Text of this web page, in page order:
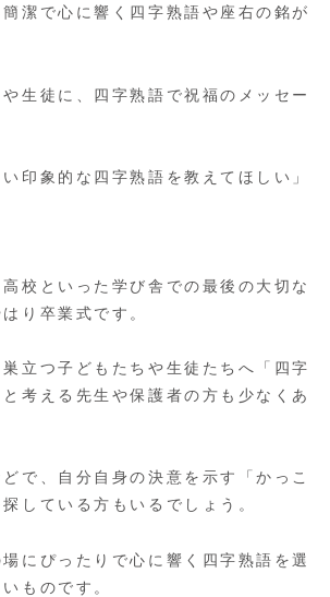
簡潔で心に響く四字熟語や座右の銘が
や生徒に、四字熟語で祝福のメッセー
い印象的な四字熟語を教えてほしい」
校といった学び舎での最後の大切な
り卒業式です。
立つ子どもたちや生徒たちへ「四字
考える先生や保護者の方も少なくあ
で、自分自身の決意を示す「かっこ
している方もいるでしょう。
にぴったりで心に響く四字熟語を選
ものです。